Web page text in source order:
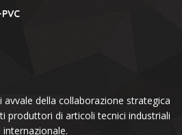
avvale della collaborazione strategica
produttori di articoli tecnici industriali